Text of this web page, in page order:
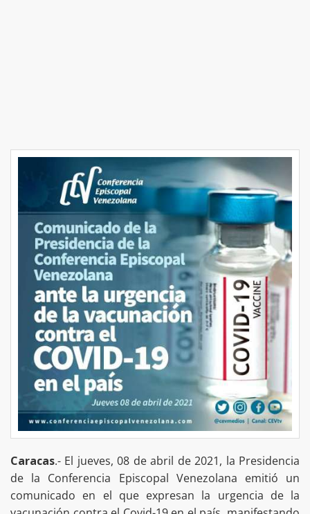
Caracas.- El jueves, 08 de abril de 2021, la Presidencia
de la Conferencia Episcopal Venezolana emitió un
comunicado en el que expresan la urgencia de la